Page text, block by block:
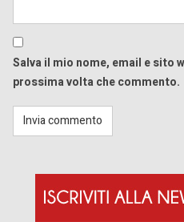
Salva il mio nome, email e sito
prossima volta che commento.